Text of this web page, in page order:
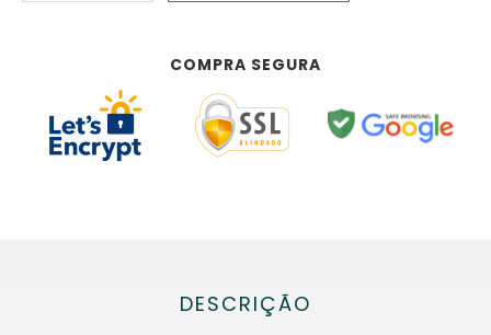
COMPRA SEGURA
DESCRIÇÃO